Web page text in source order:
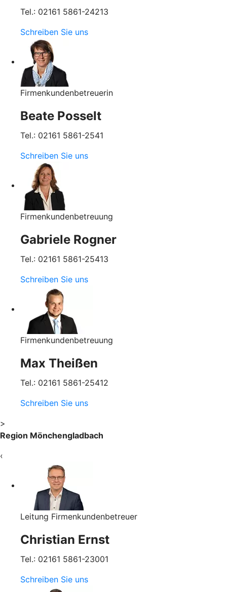
Tel.: 02161 5861-24213
Schreiben Sie uns
Firmenkundenbetreuerin
Beate Posselt
Tel.: 02161 5861-2541
Schreiben Sie uns
Firmenkundenbetreuung
Gabriele Rogner
Tel.: 02161 5861-25413
Schreiben Sie uns
Firmenkundenbetreuung
Max Theißen
Tel.: 02161 5861-25412
Schreiben Sie uns
>
Region Mönchengladbach
‹
Leitung Firmenkundenbetreuer
Christian Ernst
Tel.: 02161 5861-23001
Schreiben Sie uns